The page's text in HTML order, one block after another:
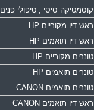
קוסמטיקה סיסי , טיפולי פנים
ראש דיו מקוריים HP
ראש דיו תואמים HP
טונרים מקוריים HP
טונרים תואמים HP
טונרים תואמים CANON
ראש דיו תואמים CANON